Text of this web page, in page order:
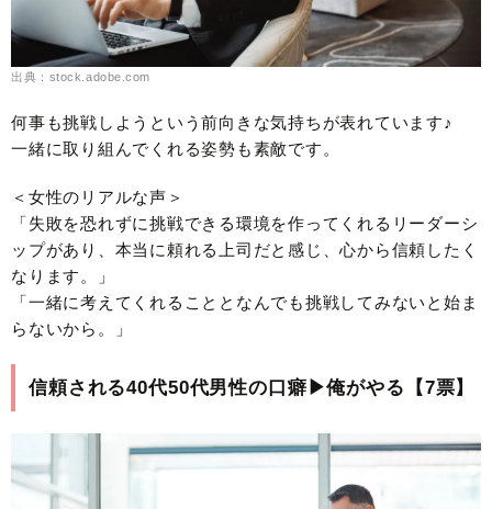
出典：stock.adobe.com
何事も挑戦しようという前向きな気持ちが表れています♪
一緒に取り組んでくれる姿勢も素敵です。
＜女性のリアルな声＞
「失敗を恐れずに挑戦できる環境を作ってくれるリーダーシ
ップがあり、本当に頼れる上司だと感じ、心から信頼したく
なります。」
「一緒に考えてくれることとなんでも挑戦してみないと始ま
らないから。」
信頼される40代50代男性の口癖▶︎俺がやる【7票】